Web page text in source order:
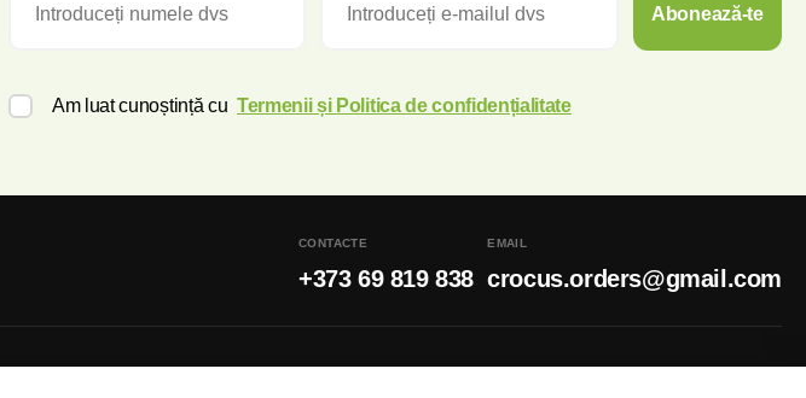
Abonează-te
Am luat cunoștință cu Termenii și Politica de confidențialitate
CONTACTE
+373 69 819 838
EMAIL
crocus.orders@gmail.com